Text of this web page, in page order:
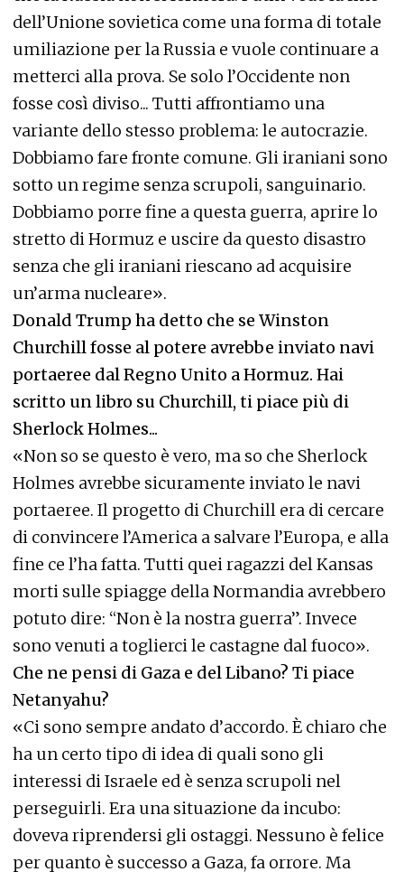
dell’Unione sovietica come una forma di totale
umiliazione per la Russia e vuole continuare a
metterci alla prova. Se solo l’Occidente non
fosse così diviso... Tutti affrontiamo una
variante dello stesso problema: le autocrazie.
Dobbiamo fare fronte comune. Gli iraniani sono
sotto un regime senza scrupoli, sanguinario.
Dobbiamo porre fine a questa guerra, aprire lo
stretto di Hormuz e uscire da questo disastro
senza che gli iraniani riescano ad acquisire
un’arma nucleare».
Donald Trump ha detto che se Winston
Churchill fosse al potere avrebbe inviato navi
portaeree dal Regno Unito a Hormuz. Hai
scritto un libro su Churchill, ti piace più di
Sherlock Holmes...
«Non so se questo è vero, ma so che Sherlock
Holmes avrebbe sicuramente inviato le navi
portaeree. Il progetto di Churchill era di cercare
di convincere l’America a salvare l’Europa, e alla
fine ce l’ha fatta. Tutti quei ragazzi del Kansas
morti sulle spiagge della Normandia avrebbero
potuto dire: “Non è la nostra guerra”. Invece
sono venuti a toglierci le castagne dal fuoco».
Che ne pensi di Gaza e del Libano? Ti piace
Netanyahu?
«Ci sono sempre andato d’accordo. È chiaro che
ha un certo tipo di idea di quali sono gli
interessi di Israele ed è senza scrupoli nel
perseguirli. Era una situazione da incubo:
doveva riprendersi gli ostaggi. Nessuno è felice
per quanto è successo a Gaza, fa orrore. Ma